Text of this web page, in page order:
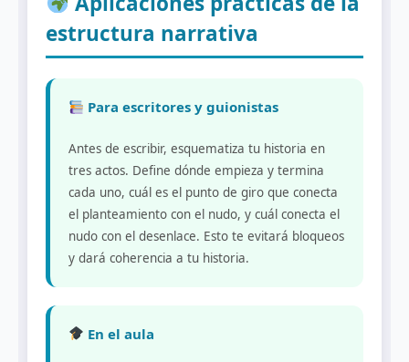
estructura narrativa
Para escritores y guionistas
Antes de escribir, esquematiza tu historia en
tres actos. Define dónde empieza y termina
cada uno, cuál es el punto de giro que conecta
el planteamiento con el nudo, y cuál conecta el
nudo con el desenlace. Esto te evitará bloqueos
y dará coherencia a tu historia.
En el aula